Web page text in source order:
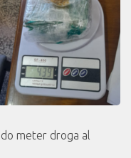
meter droga al